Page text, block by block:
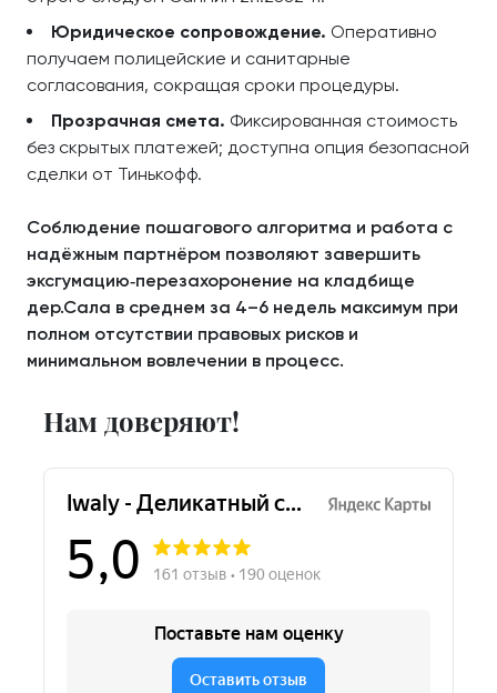
Юридическое сопровождение. Оперативно
получаем полицейские и санитарные
согласования, сокращая сроки процедуры.
Прозрачная смета. Фиксированная стоимость
без скрытых платежей; доступна опция безопасной
сделки от Тинькофф.
Соблюдение пошагового алгоритма и работа с
надёжным партнёром позволяют завершить
эксгумацию‑перезахоронение на кладбище
дер.Сала в среднем за 4–6 недель максимум при
полном отсутствии правовых рисков и
минимальном вовлечении в процесс.
Нам доверяют!